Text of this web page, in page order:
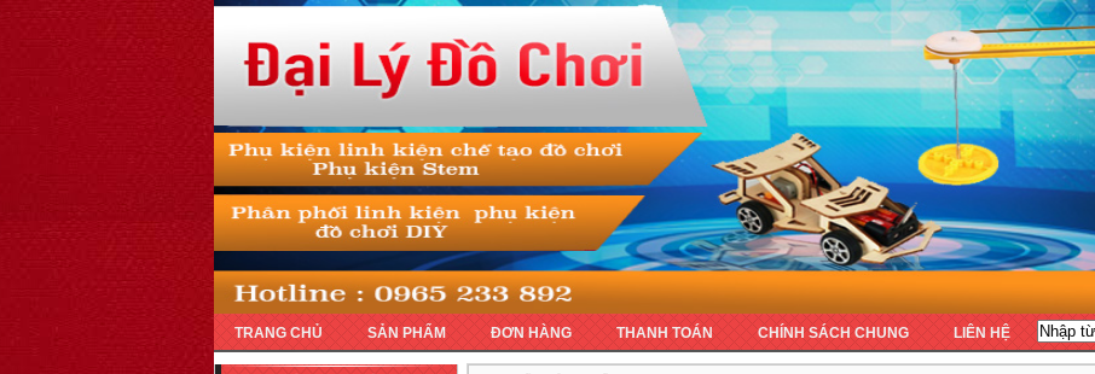
TRANG CHỦ SẢN PHẨM ĐƠN HÀNG THANH TOÁN CHÍNH SÁCH CHUNG LIÊN HỆ